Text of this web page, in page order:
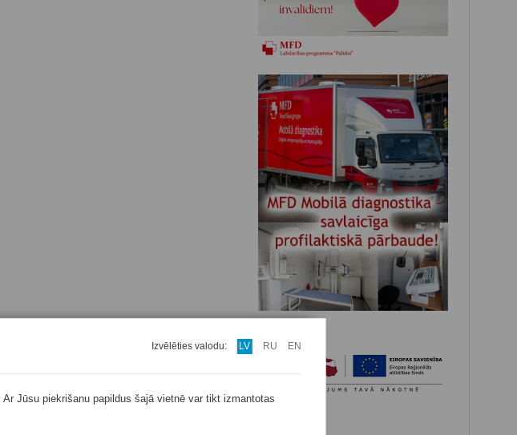
Izvēlēties valodu: LV RU EN
Jūsu piekrišanu papildus šajā vietnē var tikt izmantotas